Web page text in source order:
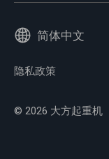
简体中文
隐私政策
© 2026 大方起重机